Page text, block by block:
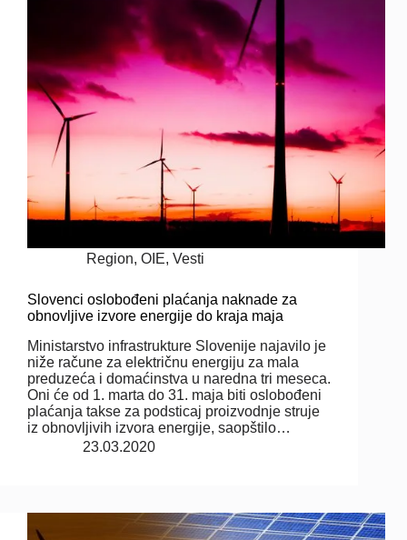
Region,OIE,Vesti
Slovenci oslobođeni plaćanja naknade za
obnovljive izvore energije do kraja maja
Ministarstvo infrastrukture Slovenije najavilo je
niže račune za električnu energiju za mala
preduzeća i domaćinstva u naredna tri meseca.
Oni će od 1. marta do 31. maja biti oslobođeni
plaćanja takse za podsticaj proizvodnje struje
iz obnovljivih izvora energije, saopštilo…
23.03.2020